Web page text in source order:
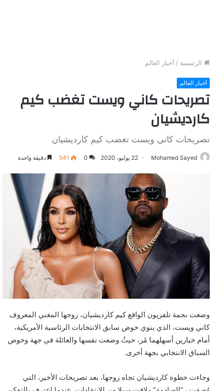
الرئيسية / أخبار العالم
أخبار العالم
تصريحات كاني ويست تغضب كيم
كارديشيان
تصريحات كاني ويست تغضب كيم كارديشيان
Mohamed Sayed 22 يوليو، 2020 0
541 دقيقة واحدة
وضعت نجمة تلفزيون الواقع كيم كارديشيان، زوجها المغني المعروف
كاني ويست، الذي ينوي خوض سابق الانتخابات الرئاسية الأمريكية،
أمام خيارين أسهلهما مُر، حيثُ وضعت نفسها والعائلة في جهة وخوض
السباق الانتخابي بجهة أخرى.
وجاءت خطوة كارديشيان تجاه زوجها، بعد تصريحات الأخير، التي